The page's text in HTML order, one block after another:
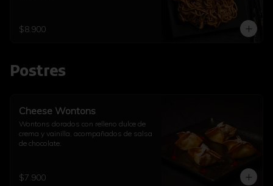
$8.900
Postres
Cheese Wontons
Wontons dorados con relleno dulce de
crema y vainilla, acompañados de salsa
de chocolate.
$7.900